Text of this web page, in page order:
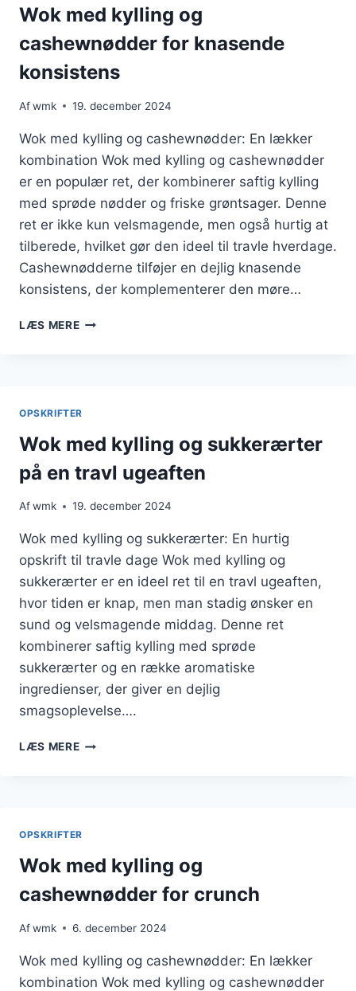
Wok med kylling og
cashewnødder for knasende
konsistens
Afwmk 19. december 2024
Wok med kylling og cashewnødder: En lækker
kombination Wok med kylling og cashewnødder
er en populær ret, der kombinerer saftig kylling
med sprøde nødder og friske grøntsager. Denne
ret er ikke kun velsmagende, men også hurtig at
tilberede, hvilket gør den ideel til travle hverdage.
Cashewnødderne tilføjer en dejlig knasende
konsistens, der komplementerer den møre…
LÆS MEREWOK
KONSISTENS
OPSKRIFTER
Wok med kylling og sukkerærter
på en travl ugeaften
Afwmk 19. december 2024
Wok med kylling og sukkerærter: En hurtig
opskrift til travle dage Wok med kylling og
sukkerærter er en ideel ret til en travl ugeaften,
hvor tiden er knap, men man stadig ønsker en
sund og velsmagende middag. Denne ret
kombinerer saftig kylling med sprøde
sukkerærter og en række aromatiske
ingredienser, der giver en dejlig
smagsoplevelse….
LÆS MEREWOK
TRAVL
UGEAFTEN
OPSKRIFTER
Wok med kylling og
cashewnødder for crunch
Afwmk 6. december 2024
Wok med kylling og cashewnødder: En lækker
kombination Wok med kylling og cashewnødder